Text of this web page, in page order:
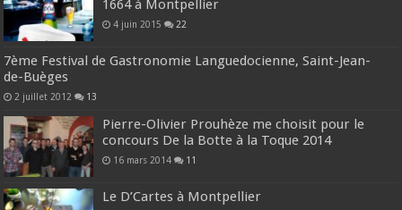
1664 à Montpellier
4 juin 2015 22
7ème Festival de Gastronomie Languedocienne, Saint-Jean-
de-Buèges
2 juillet 2012 13
Pierre-Olivier Prouhèze me choisit pour le
concours De la Botte à la Toque 2014
16 mars 2014 11
Le D’Cartes à Montpellier